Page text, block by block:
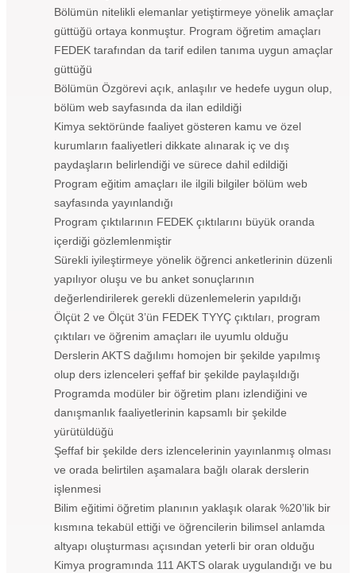
Bölümün nitelikli elemanlar yetiştirmeye yönelik amaçlar
güttüğü ortaya konmuştur. Program öğretim amaçları
FEDEK tarafından da tarif edilen tanıma uygun amaçlar
güttüğü
Bölümün Özgörevi açık, anlaşılır ve hedefe uygun olup,
bölüm web sayfasında da ilan edildiği
Kimya sektöründe faaliyet gösteren kamu ve özel
kurumların faaliyetleri dikkate alınarak iç ve dış
paydaşların belirlendiği ve sürece dahil edildiği
Program eğitim amaçları ile ilgili bilgiler bölüm web
sayfasında yayınlandığı
Program çıktılarının FEDEK çıktılarını büyük oranda
içerdiği gözlemlenmiştir
Sürekli iyileştirmeye yönelik öğrenci anketlerinin düzenli
yapılıyor oluşu ve bu anket sonuçlarının
değerlendirilerek gerekli düzenlemelerin yapıldığı
Ölçüt 2 ve Ölçüt 3’ün FEDEK TYYÇ çıktıları, program
çıktıları ve öğrenim amaçları ile uyumlu olduğu
Derslerin AKTS dağılımı homojen bir şekilde yapılmış
olup ders izlenceleri şeffaf bir şekilde paylaşıldığı
Programda modüler bir öğretim planı izlendiğini ve
danışmanlık faaliyetlerinin kapsamlı bir şekilde
yürütüldüğü
Şeffaf bir şekilde ders izlencelerinin yayınlanmış olması
ve orada belirtilen aşamalara bağlı olarak derslerin
işlenmesi
Bilim eğitimi öğretim planının yaklaşık olarak %20’lik bir
kısmına tekabül ettiği ve öğrencilerin bilimsel anlamda
altyapı oluşturması açısından yeterli bir oran olduğu
Kimya programında 111 AKTS olarak uygulandığı ve bu